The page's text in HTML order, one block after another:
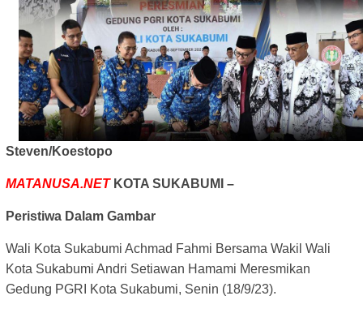
Steven/Koestopo
MATANUSA.NETKOTA SUKABUMI –
Peristiwa Dalam Gambar
Wali Kota Sukabumi Achmad Fahmi Bersama Wakil Wali
Kota Sukabumi Andri Setiawan Hamami Meresmikan
Gedung PGRI Kota Sukabumi, Senin (18/9/23).